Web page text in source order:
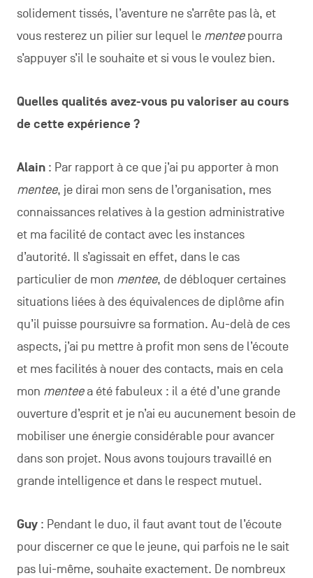
solidement tissés, l’aventure ne s’arrête pas là, et
vous resterez un pilier sur lequel le menteepourra
s’appuyer s’il le souhaite et si vous le voulez bien.
Quelles qualités avez-vous pu valoriser au cours
de cette expérience ?
Alain : Par rapport à ce que j’ai pu apporter à mon
mentee, je dirai mon sens de l’organisation, mes
connaissances relatives à la gestion administrative
et ma facilité de contact avec les instances
d’autorité. Il s’agissait en effet, dans le cas
particulier de mon mentee, de débloquer certaines
situations liées à des équivalences de diplôme afin
qu’il puisse poursuivre sa formation. Au-delà de ces
aspects, j’ai pu mettre à profit mon sens de l’écoute
et mes facilités à nouer des contacts, mais en cela
mon menteea été fabuleux : il a été d’une grande
ouverture d’esprit et je n’ai eu aucunement besoin de
mobiliser une énergie considérable pour avancer
dans son projet. Nous avons toujours travaillé en
grande intelligence et dans le respect mutuel.
Guy: Pendant le duo, il faut avant tout de l’écoute
pour discerner ce que le jeune, qui parfois ne le sait
pas lui-même, souhaite exactement. De nombreux